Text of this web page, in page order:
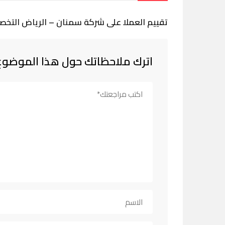
تقييم العملا على شركة سمنان – الرياض
اترك ملاحظاتك حول هذا